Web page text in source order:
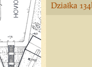
Działka